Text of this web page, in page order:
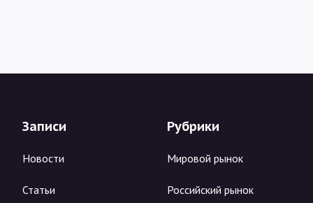
Записи
Новости
Статьи
Рубрики
Мировой рынок
Российский рынок